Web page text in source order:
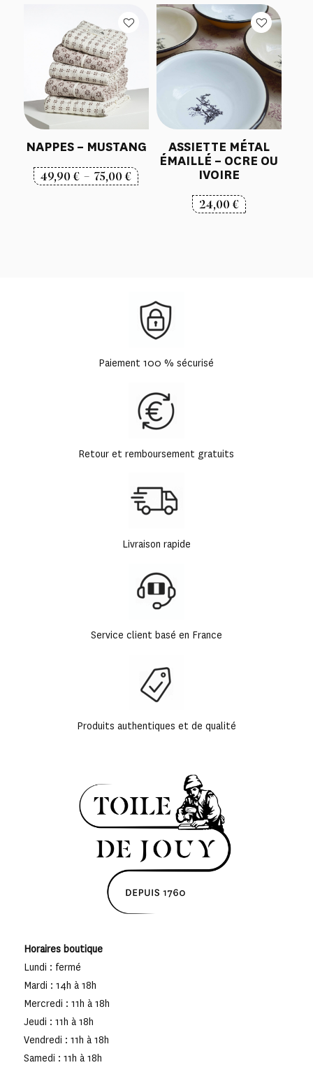
NAPPES – MUSTANG
49,90€ – 75,00€Plage
ASSIETTE MÉTAL
ÉMAILLÉ – OCRE OU
IVOIRE
24,00€
Paiement 100 % sécurisé
Retour et remboursement gratuits
Livraison rapide
Service client basé en France
Produits authentiques et de qualité
Horaires boutique
Lundi : fermé
Mardi : 14h à 18h
Mercredi : 11h à 18h
Jeudi : 11h à 18h
Vendredi : 11h à 18h
Samedi : 11h à 18h